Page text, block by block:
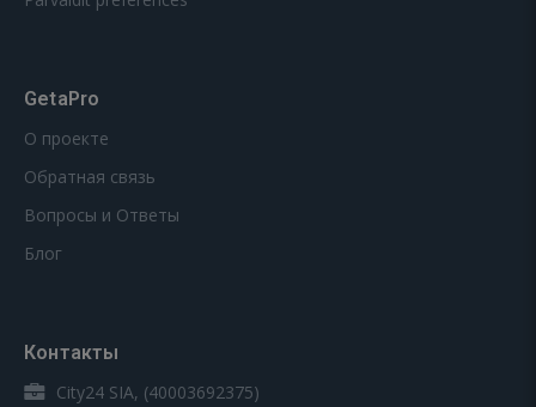
GetaPro
О проекте
Обратная связь
Вопросы и Ответы
Блог
Контакты
City24 SIA, (40003692375)